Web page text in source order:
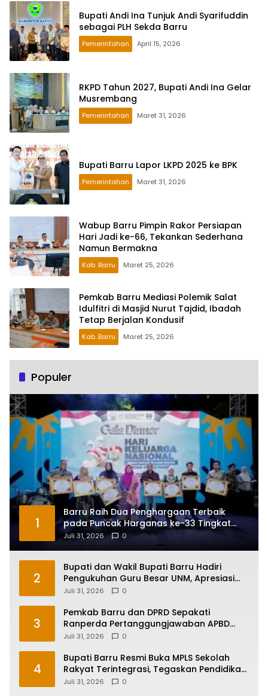
Bupati Andi Ina Tunjuk Andi Syarifuddin
sebagai PLH Sekda Barru
Pemerintahan April 15, 2026
RKPD Tahun 2027, Bupati Andi Ina Gelar
Musrembang
Pemerintahan Maret 31, 2026
Bupati Barru Lapor LKPD 2025 ke BPK
Pemerintahan Maret 31, 2026
Wabup Barru Pimpin Rakor Persiapan
Hari Jadi ke-66, Tekankan Sederhana
Namun Bermakna
Kab. Barru Maret 25, 2026
Pemkab Barru Mediasi Polemik Salat
Idulfitri di Masjid Nurut Tajdid, Ibadah
Tetap Berjalan Kondusif
Kab. Barru Maret 25, 2026
Populer
1
Barru Raih Dua Penghargaan Terbaik
pada Puncak Harganas ke-33 Tingkat
Sulawesi Selatan
Juli 31, 2026 0
2
Bupati dan Wakil Bupati Barru Hadiri
Pengukuhan Guru Besar UNM, Apresiasi
Capaian Prof. Kamaruddin Hasan
Juli 31, 2026 0
3
Pemkab Barru dan DPRD Sepakati
Ranperda Pertanggungjawaban APBD
2025, Perkuat Komitmen Tata Kelola dan
Juli 31, 2026 0
4
Bupati Barru Resmi Buka MPLS Sekolah
Rakyat Terintegrasi, Tegaskan Pendidikan
Kunci Masa Depan Generasi
Juli 31, 2026 0